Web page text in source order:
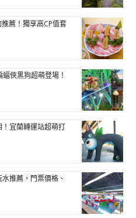
推薦！獨享高CP值套
俠黑狗超萌登場！
！宜蘭轉運站超萌打
推薦，門票價格、